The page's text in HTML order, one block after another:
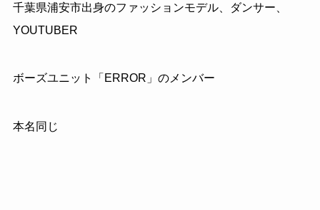
千葉県浦安市出身のファッションモデル、ダンサー、
YOUTUBER
ボーズユニット「ERROR」のメンバー
本名同じ